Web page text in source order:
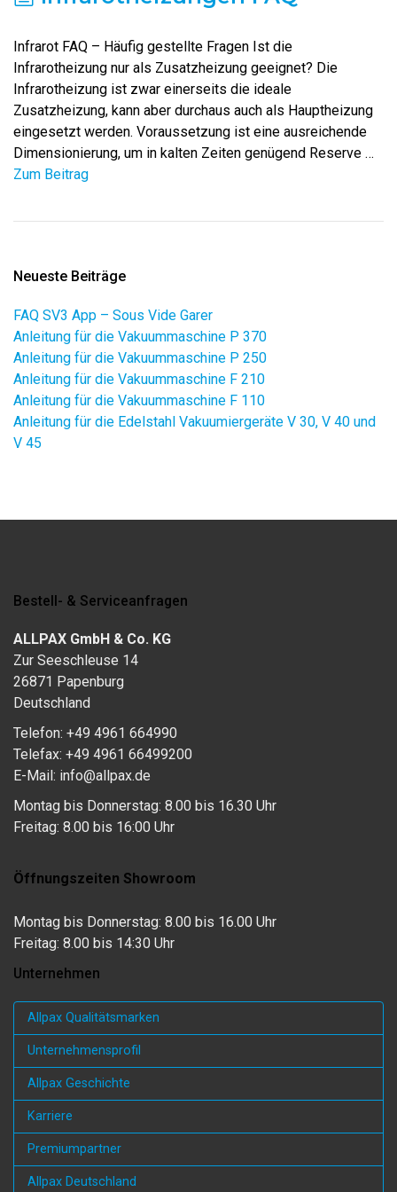
Infrarot FAQ – Häufig gestellte Fragen Ist die
Infrarotheizung nur als Zusatzheizung geeignet? Die
Infrarotheizung ist zwar einerseits die ideale
Zusatzheizung, kann aber durchaus auch als Hauptheizung
eingesetzt werden. Voraussetzung ist eine ausreichende
Dimensionierung, um in kalten Zeiten genügend Reserve …
Zum Beitrag
Neueste Beiträge
FAQ SV3 App – Sous Vide Garer
Anleitung für die Vakuummaschine P 370
Anleitung für die Vakuummaschine P 250
Anleitung für die Vakuummaschine F 210
Anleitung für die Vakuummaschine F 110
Anleitung für die Edelstahl Vakuumiergeräte V 30, V 40 und
V 45
Bestell- & Serviceanfragen
ALLPAX GmbH & Co. KG
Zur Seeschleuse 14
26871 Papenburg
Deutschland
Telefon: +49 4961 664990
Telefax: +49 4961 66499200
E-Mail: info@allpax.de
Montag bis Donnerstag: 8.00 bis 16.30 Uhr
Freitag: 8.00 bis 16:00 Uhr
Öffnungszeiten Showroom
Montag bis Donnerstag: 8.00 bis 16.00 Uhr
Freitag: 8.00 bis 14:30 Uhr
Unternehmen
Allpax Qualitätsmarken
Unternehmensprofil
Allpax Geschichte
Karriere
Premiumpartner
Allpax Deutschland